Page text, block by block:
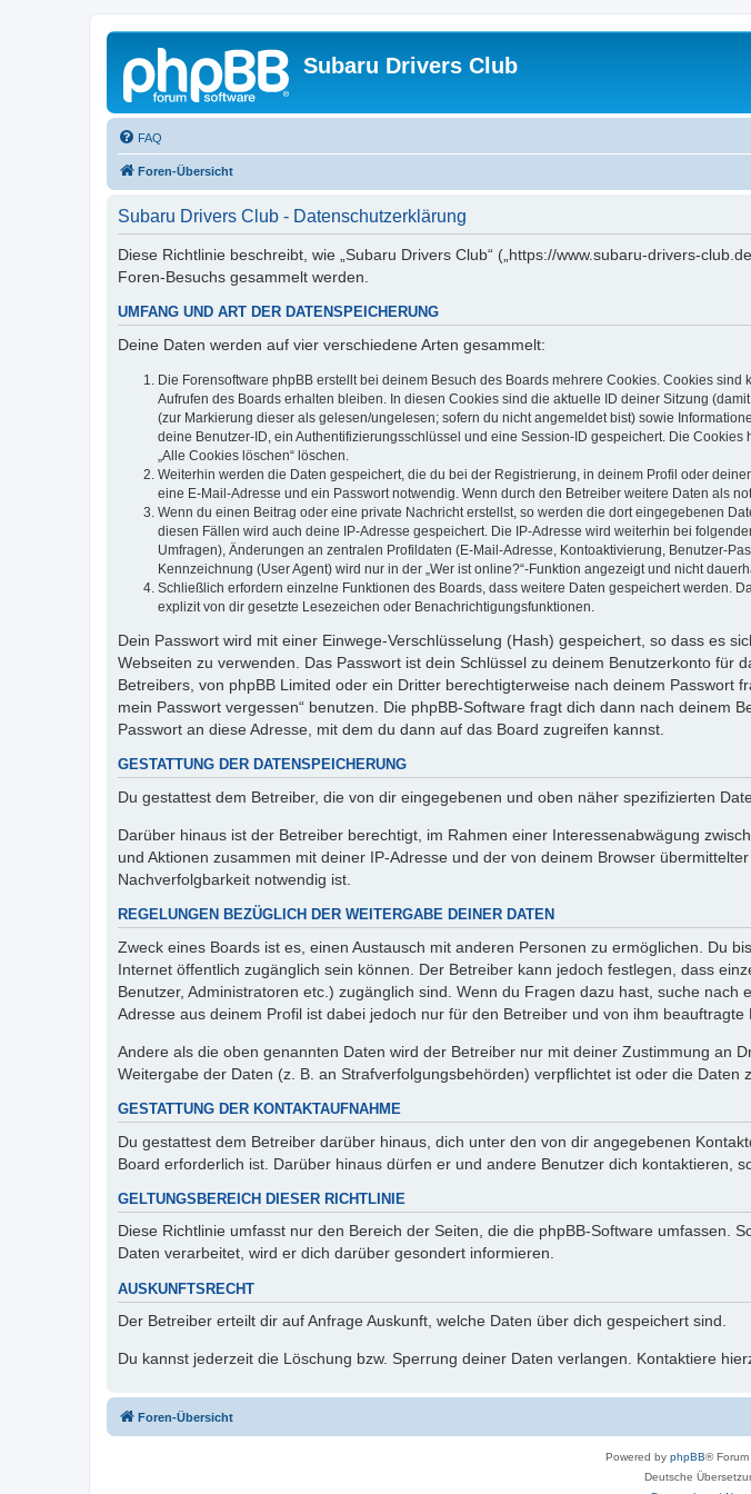
Subaru Drivers Club
FAQ
Foren-Übersicht
Subaru Drivers Club - Datenschutzerklärung
Diese Richtlinie beschreibt, wie „Subaru Drivers Club“ („https://www.subaru-drivers-
Foren-Besuchs gesammelt werden.
UMFANG UND ART DER DATENSPEICHERUNG
Deine Daten werden auf vier verschiedene Arten gesammelt:
Die Forensoftware phpBB erstellt bei deinem Besuch des Boards mehrere Cookies. Cookies
Aufrufen des Boards erhalten bleiben. In diesen Cookies sind die aktuelle ID deiner Sitzung
(zur Markierung dieser als gelesen/ungelesen; sofern du nicht angemeldet bist) sowie
deine Benutzer-ID, ein Authentifizierungsschlüssel und eine Session-ID gespeichert. Die
„Alle Cookies löschen“ löschen.
Weiterhin werden die Daten gespeichert, die du bei der Registrierung, in deinem Profil oder
eine E-Mail-Adresse und ein Passwort notwendig. Wenn durch den Betreiber weitere Daten als
Wenn du einen Beitrag oder eine private Nachricht erstellst, so werden die dort eingegebenen
diesen Fällen wird auch deine IP-Adresse gespeichert. Die IP-Adresse wird weiterhin bei
Umfragen), Änderungen an zentralen Profildaten (E-Mail-Adresse, Kontoaktivierung, Benutzer-
Kennzeichnung (User Agent) wird nur in der „Wer ist online?“-Funktion angezeigt und nicht
Schließlich erfordern einzelne Funktionen des Boards, dass weitere Daten gespeichert werden.
explizit von dir gesetzte Lesezeichen oder Benachrichtigungsfunktionen.
Dein Passwort wird mit einer Einwege-Verschlüsselung (Hash) gespeichert, so dass es
Webseiten zu verwenden. Das Passwort ist dein Schlüssel zu deinem Benutzerkonto
Betreibers, von phpBB Limited oder ein Dritter berechtigterweise nach deinem
mein Passwort vergessen“ benutzen. Die phpBB-Software fragt dich dann nach
Passwort an diese Adresse, mit dem du dann auf das Board zugreifen kannst.
GESTATTUNG DER DATENSPEICHERUNG
Du gestattest dem Betreiber, die von dir eingegebenen und oben näher spezifizierten
Darüber hinaus ist der Betreiber berechtigt, im Rahmen einer Interessenabwägung
und Aktionen zusammen mit deiner IP-Adresse und der von deinem Browser
Nachverfolgbarkeit notwendig ist.
REGELUNGEN BEZÜGLICH DER WEITERGABE DEINER DATEN
Zweck eines Boards ist es, einen Austausch mit anderen Personen zu ermöglichen. Du
Internet öffentlich zugänglich sein können. Der Betreiber kann jedoch festlegen, dass
Benutzer, Administratoren etc.) zugänglich sind. Wenn du Fragen dazu hast, suche
Adresse aus deinem Profil ist dabei jedoch nur für den Betreiber und von ihm beauftragte
Andere als die oben genannten Daten wird der Betreiber nur mit deiner Zustimmung an
Weitergabe der Daten (z. B. an Strafverfolgungsbehörden) verpflichtet ist oder die Daten
GESTATTUNG DER KONTAKTAUFNAHME
Du gestattest dem Betreiber darüber hinaus, dich unter den von dir angegebenen
Board erforderlich ist. Darüber hinaus dürfen er und andere Benutzer dich kontaktieren,
GELTUNGSBEREICH DIESER RICHTLINIE
Diese Richtlinie umfasst nur den Bereich der Seiten, die die phpBB-Software
Daten verarbeitet, wird er dich darüber gesondert informieren.
AUSKUNFTSRECHT
Der Betreiber erteilt dir auf Anfrage Auskunft, welche Daten über dich gespeichert sind.
Du kannst jederzeit die Löschung bzw. Sperrung deiner Daten verlangen. Kontaktiere
Foren-Übersicht
Powered by phpBB®
Deutsche